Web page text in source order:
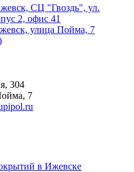
СЦ "Гвоздь", ул.
2, офис 41
улица Пойма, 7
304
7
в Ижевске